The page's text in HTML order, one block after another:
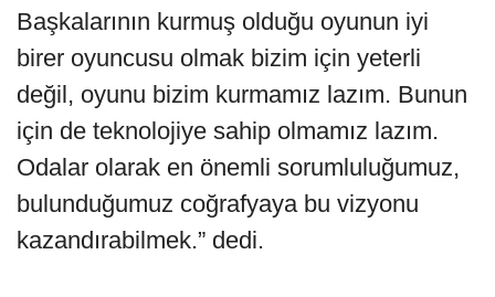
Başkalarının kurmuş olduğu oyunun iyi
birer oyuncusu olmak bizim için yeterli
değil, oyunu bizim kurmamız lazım. Bunun
için de teknolojiye sahip olmamız lazım.
Odalar olarak en önemli sorumluluğumuz,
bulunduğumuz coğrafyaya bu vizyonu
kazandırabilmek.” dedi.